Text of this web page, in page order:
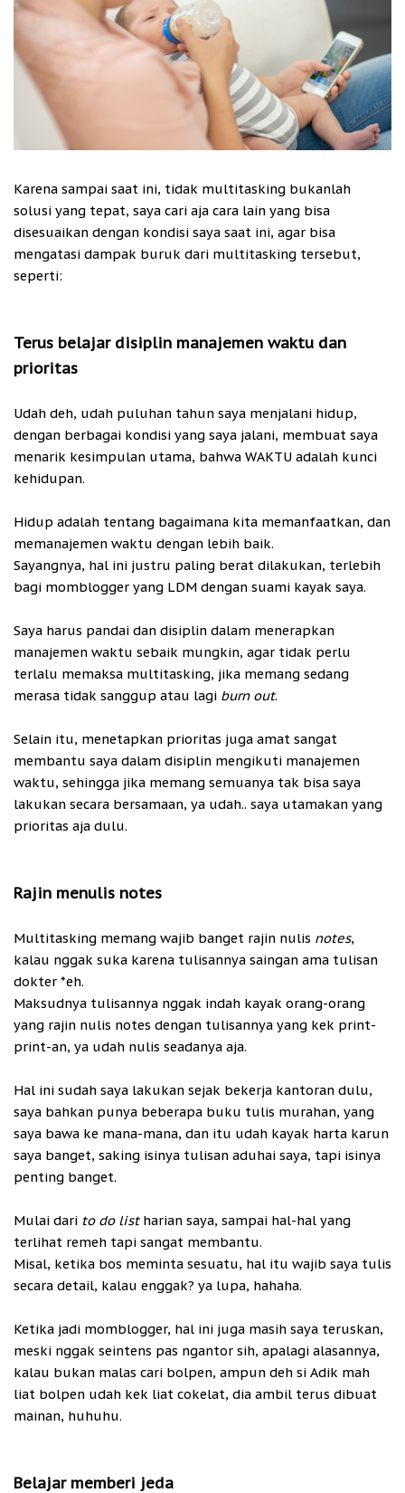
Karena sampai saat ini, tidak multitasking bukanlah
solusi yang tepat, saya cari aja cara lain yang bisa
disesuaikan dengan kondisi saya saat ini, agar bisa
mengatasi dampak buruk dari multitasking tersebut,
seperti:
Terus belajar disiplin manajemen waktu dan
prioritas
Udah deh, udah puluhan tahun saya menjalani hidup,
dengan berbagai kondisi yang saya jalani, membuat saya
menarik kesimpulan utama, bahwa WAKTU adalah kunci
kehidupan.
Hidup adalah tentang bagaimana kita memanfaatkan, dan
memanajemen waktu dengan lebih baik.
Sayangnya, hal ini justru paling berat dilakukan, terlebih
bagi momblogger yang LDM dengan suami kayak saya.
Saya harus pandai dan disiplin dalam menerapkan
manajemen waktu sebaik mungkin, agar tidak perlu
terlalu memaksa multitasking, jika memang sedang
merasa tidak sanggup atau lagi burn out.
Selain itu, menetapkan prioritas juga amat sangat
membantu saya dalam disiplin mengikuti manajemen
waktu, sehingga jika memang semuanya tak bisa saya
lakukan secara bersamaan, ya udah.. saya utamakan yang
prioritas aja dulu.
Rajin menulis notes
Multitasking memang wajib banget rajin nulis notes,
kalau nggak suka karena tulisannya saingan ama tulisan
dokter *eh.
Maksudnya tulisannya nggak indah kayak orang-orang
yang rajin nulis notes dengan tulisannya yang kek print-
print-an, ya udah nulis seadanya aja.
Hal ini sudah saya lakukan sejak bekerja kantoran dulu,
saya bahkan punya beberapa buku tulis murahan, yang
saya bawa ke mana-mana, dan itu udah kayak harta karun
saya banget, saking isinya tulisan aduhai saya, tapi isinya
penting banget.
Mulai dari to do list harian saya, sampai hal-hal yang
terlihat remeh tapi sangat membantu.
Misal, ketika bos meminta sesuatu, hal itu wajib saya tulis
secara detail, kalau enggak? ya lupa, hahaha.
Ketika jadi momblogger, hal ini juga masih saya teruskan,
meski nggak seintens pas ngantor sih, apalagi alasannya,
kalau bukan malas cari bolpen, ampun deh si Adik mah
liat bolpen udah kek liat cokelat, dia ambil terus dibuat
mainan, huhuhu.
Belajar memberi jeda